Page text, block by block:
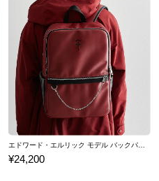
る場合がございます。使用時には摩
意下さい。
しては、修理する事ができません。
部異なる場合がございます。予めご
3cm 26.6cm
る部分と、小指の付け根の一番
て測定してください。
エドワード・エルリック モデル バックパック 鋼の錬金術師
¥24,200